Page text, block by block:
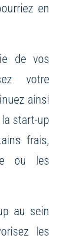
en
de vos
votre
ainsi
start-up
frais,
ou les
au sein
les